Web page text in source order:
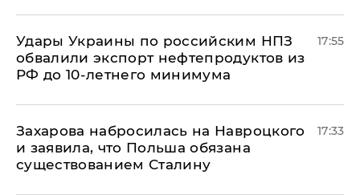
Удары Украины по российским НПЗ
обвалили экспорт нефтепродуктов из
РФ до 10-летнего минимума
17:55
​Захарова набросилась на Навроцкого
и заявила, что Польша обязана
существованием Сталину
17:33